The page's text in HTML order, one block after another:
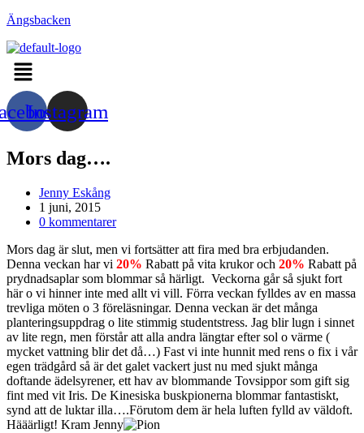
Hoppa
innehållet
Ängsbacken
Menu
Instagram
Mors dag….
Inläggsförfattare:
Jenny Eskång
Inlägget
publicerat:
1 juni, 2015
Kommentarer
inlägget:
0 kommentarer
Mors dag är slut, men vi fortsätter att fira med bra erbjudanden.
Denna veckan har vi 20% Rabatt på vita krukor och 20% Rabatt på
prydnadsaplar som blommar så härligt. Veckorna går så sjukt fort
här o vi hinner inte med allt vi vill. Förra veckan fylldes av en massa
trevliga möten o 3 föreläsningar. Denna veckan är det många
planteringsuppdrag o lite stimmig studentstress. Jag blir lugn i sinnet
av lite regn, men förstår att alla andra längtar efter sol o värme (
mycket vattning blir det då…) Fast vi inte hunnit med rens o fix i vår
egen trädgård så är det galet vackert just nu med sjukt många
doftande ädelsyrener, ett hav av blommande Tovsippor som gift sig
fint med vit Iris. De Kinesiska buskpionerna blommar fantastiskt,
synd att de luktar illa….Förutom dem är hela luften fylld av väldoft.
Hääärligt! Kram Jenny